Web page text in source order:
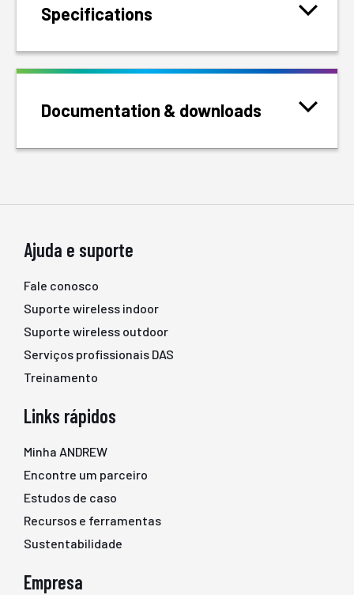
Specifications
Documentation & downloads
Ajuda e suporte
Fale conosco
Suporte wireless indoor
Suporte wireless outdoor
Serviços profissionais DAS
Treinamento
Links rápidos
Minha ANDREW
Encontre um parceiro
Estudos de caso
Recursos e ferramentas
Sustentabilidade
Empresa